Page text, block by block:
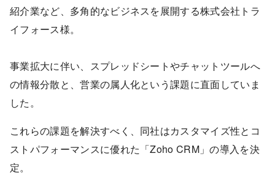
紹介業など、多角的なビジネスを展開する株式会社トラ
イフォース様。
事業拡大に伴い、スプレッドシートやチャットツールへ
の情報分散と、営業の属人化という課題に直面していま
した。
これらの課題を解決すべく、同社はカスタマイズ性とコ
ストパフォーマンスに優れた「Zoho CRM」の導入を決
定。